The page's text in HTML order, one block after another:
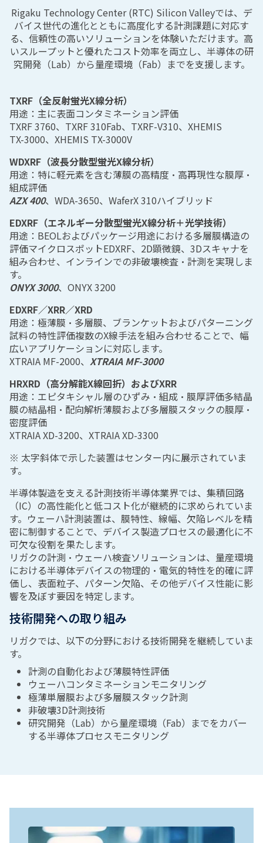
Rigaku Technology Center (RTC) Silicon Valleyでは、デ
バイス世代の進化とともに高度化する計測課題に対応す
る、信頼性の高いソリューションを体験いただけます。高
いスループットと優れたコスト効率を両立し、半導体の研
究開発（Lab）から量産環境（Fab）までを支援します。
TXRF（全反射蛍光X線分析）
用途：主に表面コンタミネーション評価
TXRF 3760、TXRF 310Fab、TXRF‑V310、XHEMIS
TX‑3000、XHEMIS TX‑3000V
WDXRF（波長分散型蛍光X線分析）
用途：特に軽元素を含む薄膜の高精度・高再現性な膜厚・
組成評価
AZX 400、WDA‑3650、WaferX 310ハイブリッド
EDXRF（エネルギー分散型蛍光X線分析＋光学技術）
用途：BEOLおよびパッケージ用途における多層膜構造の
評価マイクロスポットEDXRF、2D顕微鏡、3Dスキャナを
組み合わせ、インラインでの非破壊検査・計測を実現しま
す。
ONYX 3000、ONYX 3200
EDXRF／XRR／XRD
用途：極薄膜・多層膜、ブランケットおよびパターニング
試料の特性評価複数のX線手法を組み合わせることで、幅
広いアプリケーションに対応します。
XTRAIA MF‑2000、 XTRAIA MF‑3000
HRXRD（高分解能X線回折）およびXRR
用途：エピタキシャル層のひずみ・組成・膜厚評価多結晶
膜の結晶相・配向解析薄膜および多層膜スタックの膜厚・
密度評価
XTRAIA XD‑3200、XTRAIA XD‑3300
※ 太字斜体で示した装置はセンター内に展示されていま
す。
半導体製造を支える計測技術半導体業界では、集積回路
（IC）の高性能化と低コスト化が継続的に求められていま
す。ウェーハ計測装置は、膜特性、線幅、欠陥レベルを精
密に制御することで、デバイス製造プロセスの最適化に不
可欠な役割を果たします。
リガクの計測・ウェーハ検査ソリューションは、量産環境
における半導体デバイスの物理的・電気的特性を的確に評
価し、表面粒子、パターン欠陥、その他デバイス性能に影
響を及ぼす要因を特定します。
技術開発への取り組み
リガクでは、以下の分野における技術開発を継続していま
す。
計測の自動化および薄膜特性評価
ウェーハコンタミネーションモニタリング
極薄単層膜および多層膜スタック計測
非破壊3D計測技術
研究開発（Lab）から量産環境（Fab）までをカバー
する半導体プロセスモニタリング